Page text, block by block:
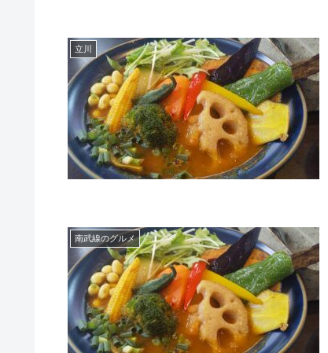
立川
南武線のグルメ